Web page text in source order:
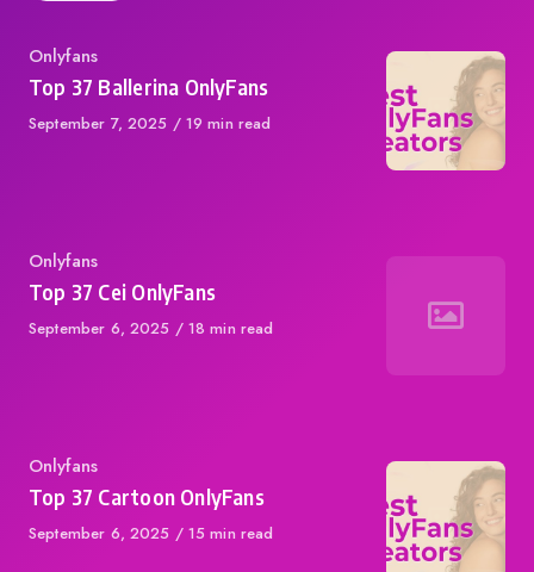
Category
Onlyfans
Top 37 Ballerina OnlyFans
Published
September 7, 2025 19 min read
Category
Onlyfans
Top 37 Cei OnlyFans
Published
September 6, 2025 18 min read
Category
Onlyfans
Top 37 Cartoon OnlyFans
Published
September 6, 2025 15 min read